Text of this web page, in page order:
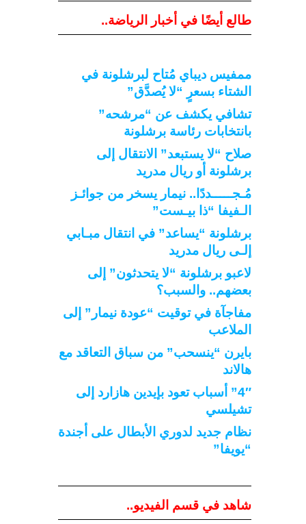
طالع أيضًا في أخبار الرياضة..
ممفيس ديباي مُتاح لبرشلونة في
الشتاء بسعرٍ “لا يُصدَّق”
تشافي يكشف عن “مرشحه”
بانتخابات رئاسة برشلونة
صلاح “لا يستبعد” الانتقال إلى
برشلونة أو ريال مدريد
مُـجـــــددًا.. نيمار يسخر من جوائـز
الـفيفا “ذا بيـست”
برشلونة “يساعد” في انتقال مبـابي
إلـى ريال مدريد
لاعبو برشلونة “لا يتحدثون” إلى
بعضهم.. والسبب؟
مفاجآة في توقيت “عودة نيمار” إلى
الملاعب
بايرن “ينسحب” من سباق التعاقد مع
هالاند
4″” أسباب تعود بإيدين هازارد إلى
تشيلسي
نظام جديد لدوري الأبطال على أجندة
“يويفا”
شاهد في قسم الفيديو..